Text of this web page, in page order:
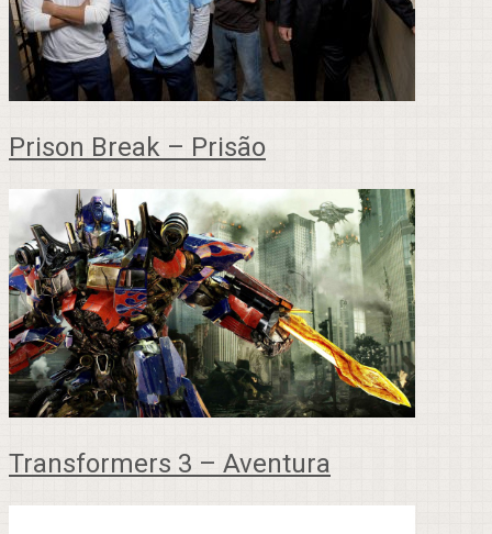
Prison Break – Prisão
Transformers 3 – Aventura